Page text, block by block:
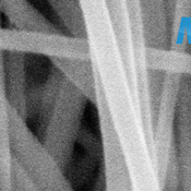
新纳米线透